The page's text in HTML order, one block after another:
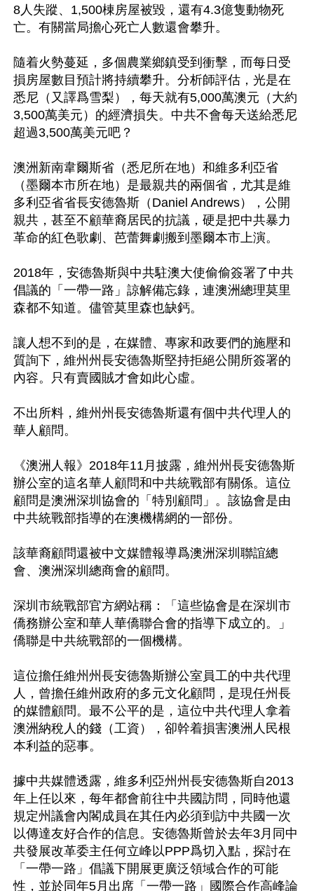
8人失蹤、1,500棟房屋被毀，還有4.3億隻動物死
亡。有關當局擔心死亡人數還會攀升。
隨着火勢蔓延，多個農業鄉鎮受到衝擊，而每日受
損房屋數目預計將持續攀升。分析師評估，光是在
悉尼（又譯爲雪梨），每天就有5,000萬澳元（大約
3,500萬美元）的經濟損失。中共不會每天送給悉尼
超過3,500萬美元吧？
澳洲新南韋爾斯省（悉尼所在地）和維多利亞省
（墨爾本市所在地）是最親共的兩個省，尤其是維
多利亞省省長安德魯斯（Daniel Andrews），公開
親共，甚至不顧華裔居民的抗議，硬是把中共暴力
革命的紅色歌劇、芭蕾舞劇搬到墨爾本市上演。
2018年，安德魯斯與中共駐澳大使偷偷簽署了中共
倡議的「一帶一路」諒解備忘錄，連澳洲總理莫里
森都不知道。儘管莫里森也缺鈣。
讓人想不到的是，在媒體、專家和政要們的施壓和
質詢下，維州州長安德魯斯堅持拒絕公開所簽署的
內容。只有賣國賊才會如此心虛。
不出所料，維州州長安德魯斯還有個中共代理人的
華人顧問。
《澳洲人報》2018年11月披露，維州州長安德魯斯
辦公室的這名華人顧問和中共統戰部有關係。這位
顧問是澳洲深圳協會的「特別顧問」。該協會是由
中共統戰部指導的在澳機構網的一部份。
該華裔顧問還被中文媒體報導爲澳洲深圳聯誼總
會、澳洲深圳總商會的顧問。
深圳市統戰部官方網站稱：「這些協會是在深圳市
僑務辦公室和華人華僑聯合會的指導下成立的。」
僑聯是中共統戰部的一個機構。
這位擔任維州州長安德魯斯辦公室員工的中共代理
人，曾擔任維州政府的多元文化顧問，是現任州長
的媒體顧問。最不公平的是，這位中共代理人拿着
澳洲納稅人的錢（工資），卻幹着損害澳洲人民根
本利益的惡事。
據中共媒體透露，維多利亞州州長安德魯斯自2013
年上任以來，每年都會前往中共國訪問，同時他還
規定州議會內閣成員在其任內必須到訪中共國一次
以傳達友好合作的信息。安德魯斯曾於去年3月同中
共發展改革委主任何立峰以PPP爲切入點，探討在
「一帶一路」倡議下開展更廣泛領域合作的可能
性，並於同年5月出席「一帶一路」國際合作高峰論